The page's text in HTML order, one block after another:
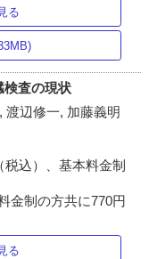
る
検査の現状
渡辺修一, 加藤義明
込）、基本料金制
金制の方共に770円
る